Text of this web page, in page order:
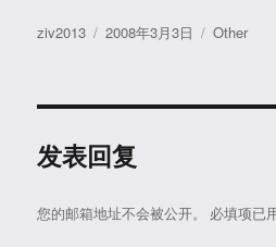
作
ziv2013
发
2008年3月3日
分
Other
发表回复
您的邮箱地址不会被公开。 必填项已